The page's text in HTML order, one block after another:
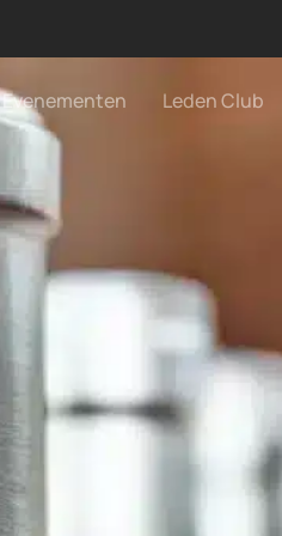
Evenementen Leden Club